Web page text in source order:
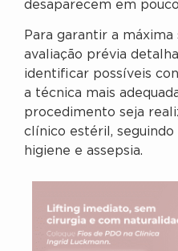
desaparecem em
Para garantir a máxima
avaliação prévia
identificar possíveis
a técnica mais
procedimento seja
clínico estéril,
higiene e assepsia.